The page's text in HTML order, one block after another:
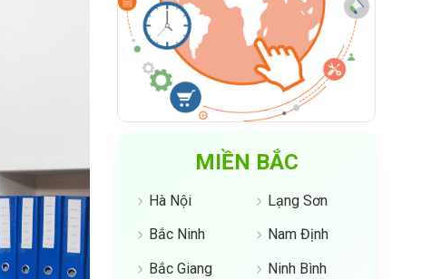
MIỀN BẮC
Hà Nội
Bắc Ninh
Bắc Giang
Lạng Sơn
Nam Định
Ninh Bình